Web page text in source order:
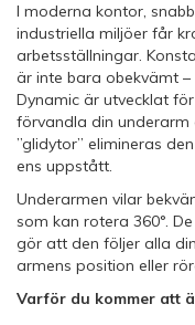
I moderna kontor,
industriella miljöer får
arbetsställningar.
är inte bara obekvämt
Dynamic är utvecklat
förvandla din underarm
”glidytor” elimineras
ens uppstått.
Underarmen vilar
som kan rotera 360°.
gör att den följer alla
armens position eller
Varför du kommer att